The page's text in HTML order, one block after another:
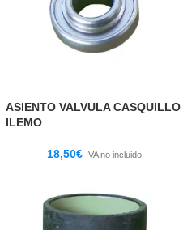
ASIENTO VALVULA CASQUILLO
ILEMO
18,50€ IVA no incluido